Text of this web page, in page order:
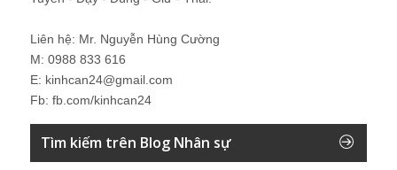
Liên hệ: Mr. Nguyễn Hùng Cường
M: 0988 833 616
E: kinhcan24@gmail.com
Fb: fb.com/kinhcan24
Tìm kiếm trên Blog Nhân sự